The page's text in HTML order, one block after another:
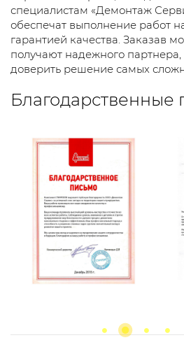
специалистам «Демонтаж
обеспечат выполнение работ
гарантией качества. Заказав
получают надежного
доверить решение самых
Благодарственные